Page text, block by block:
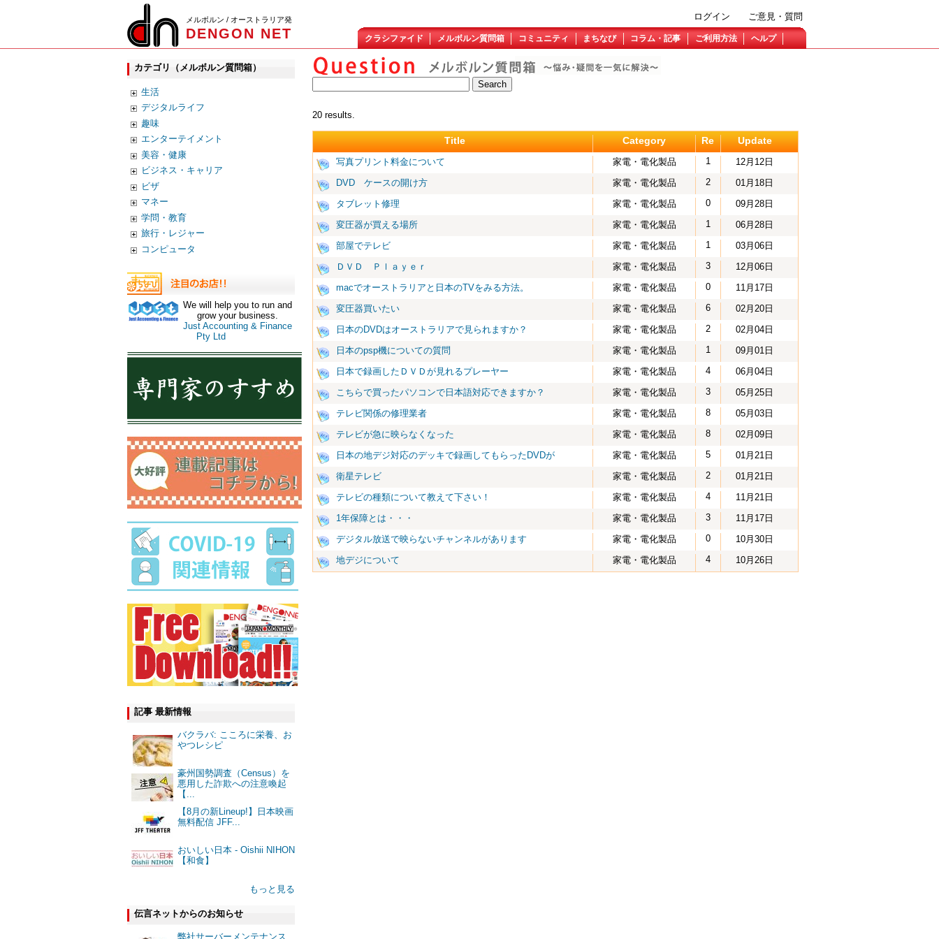
メルボルン / オーストラリア発
DENGON NET
ご意見・質問
ログイン
クラシファイド メルボルン質問箱 コミュニティ まちなび コラム・記事 ご利用方法 ヘルプ
カテゴリ（メルボルン質問箱）
生活
デジタルライフ
趣味
エンターテイメント
美容・健康
ビジネス・キャリア
ビザ
マネー
学問・教育
旅行・レジャー
コンピュータ
We will help you to run and
grow your business.
Just Accounting & Finance
Pty Ltd
記事 最新情報
バクラバ: こころに栄養、お
やつレシピ
豪州国勢調査（Census）を
悪用した詐欺への注意喚起
【...
【8月の新Lineup!】日本映画
無料配信 JFF...
おいしい日本 - Oishii NIHON
【和食】
もっと見る
伝言ネットからのお知らせ
弊社サーバーメンテナンス
20 results.
Title Category Re Update
写真プリント料金について 家電・電化製品 1
12月12日
DVD ケースの開け方
家電・電化製品 2
01月18日
タブレット修理
家電・電化製品 0
09月28日
変圧器が買える場所
家電・電化製品 1
06月28日
部屋でテレビ
家電・電化製品 1
03月06日
ＤＶＤ Ｐｌａｙｅｒ
家電・電化製品 3
12月06日
macでオーストラリアと日本のTVをみる方法。
家電・電化製品 0
11月17日
変圧器買いたい
家電・電化製品 6
02月20日
日本のDVDはオーストラリアで見られますか？
家電・電化製品 2
02月04日
日本のpsp機についての質問
家電・電化製品 1
09月01日
日本で録画したＤＶＤが見れるプレーヤー
家電・電化製品 4
06月04日
こちらで買ったパソコンで日本語対応できますか？
家電・電化製品 3
05月25日
テレビ関係の修理業者
家電・電化製品 8
05月03日
テレビが急に映らなくなった
家電・電化製品 8
02月09日
日本の地デジ対応のデッキで録画してもらったDVDが
家電・電化製品 5
01月21日
衛星テレビ
家電・電化製品 2
01月21日
テレビの種類について教えて下さい！
家電・電化製品 4
11月21日
1年保障とは・・・
家電・電化製品 3
11月17日
デジタル放送で映らないチャンネルがあります
家電・電化製品 0
10月30日
地デジについて
家電・電化製品 4 10月26日